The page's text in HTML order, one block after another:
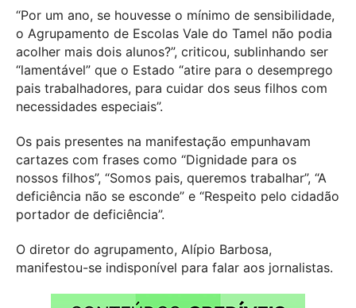
“Por um ano, se houvesse o mínimo de sensibilidade,
o Agrupamento de Escolas Vale do Tamel não podia
acolher mais dois alunos?”, criticou, sublinhando ser
“lamentável” que o Estado “atire para o desemprego
pais trabalhadores, para cuidar dos seus filhos com
necessidades especiais”.
Os pais presentes na manifestação empunhavam
cartazes com frases como “Dignidade para os
nossos filhos”, “Somos pais, queremos trabalhar”, “A
deficiência não se esconde” e “Respeito pelo cidadão
portador de deficiência”.
O diretor do agrupamento, Alípio Barbosa,
manifestou-se indisponível para falar aos jornalistas.